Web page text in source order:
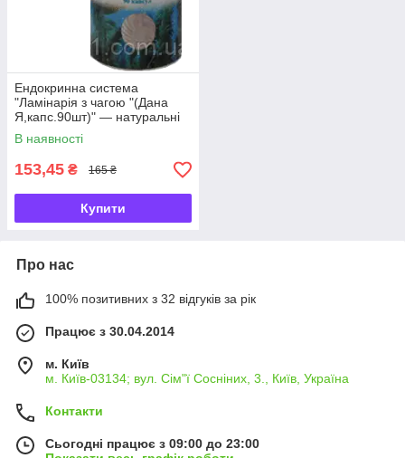
Ендокринна система
"Ламінарія з чагою "(Дана
Я,капс.90шт)" — натуральні
препарати для лікування
захворювань щит
В наявності
153,45 ₴ 165 ₴
Купити
Про нас
100% позитивних з 32 відгуків за рік
Працює з 30.04.2014
м. Київ
м. Київ-03134; вул. Сім"ї Сосніних, 3., Київ, Україна
Контакти
Сьогодні працює з 09:00 до 23:00